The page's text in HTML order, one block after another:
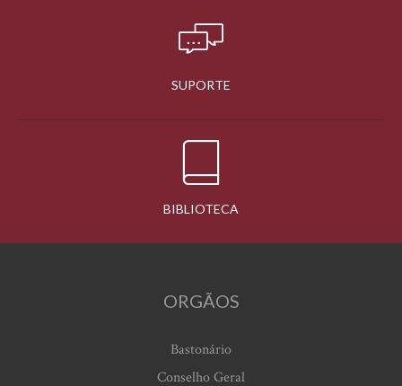
SUPORTE
BIBLIOTECA
ORGÃOS
Bastonário
Conselho Geral